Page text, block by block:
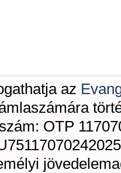
az
OTP